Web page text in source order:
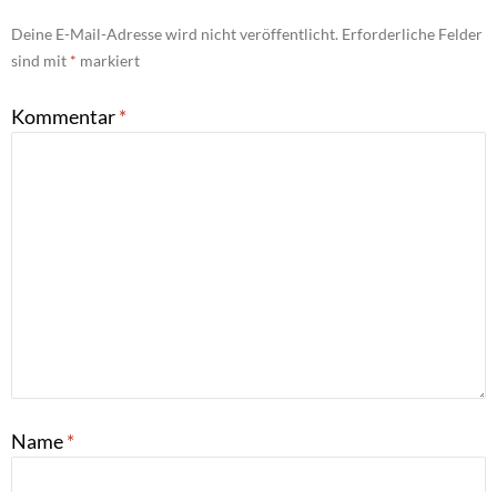
Deine E-Mail-Adresse wird nicht veröffentlicht. Erforderliche Felder
sind mit * markiert
Kommentar*
Name*